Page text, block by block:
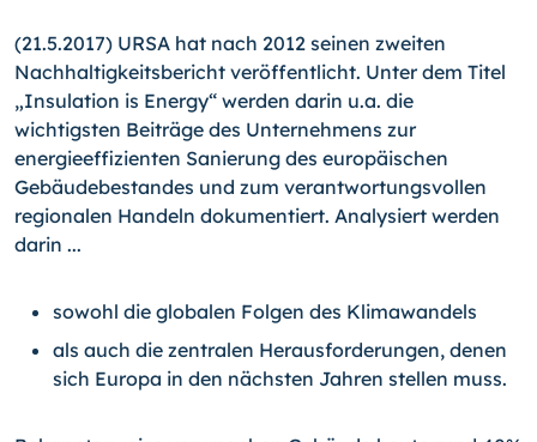
(21.5.2017) URSA hat nach 2012 seinen zweiten
Nachhaltigkeitsbericht veröffentlicht. Unter dem Titel
„Insulation is Energy“ werden darin u.a. die
wichtigsten Beiträge des Unternehmens zur
energieeffizienten Sanierung des europäischen
Gebäudebestandes und zum verantwortungsvollen
regionalen Handeln dokumentiert. Analysiert werden
darin ...
sowohl die globalen Folgen des Klimawandels
als auch die zentralen Herausforderungen, denen
sich Europa in den nächsten Jahren stellen muss.